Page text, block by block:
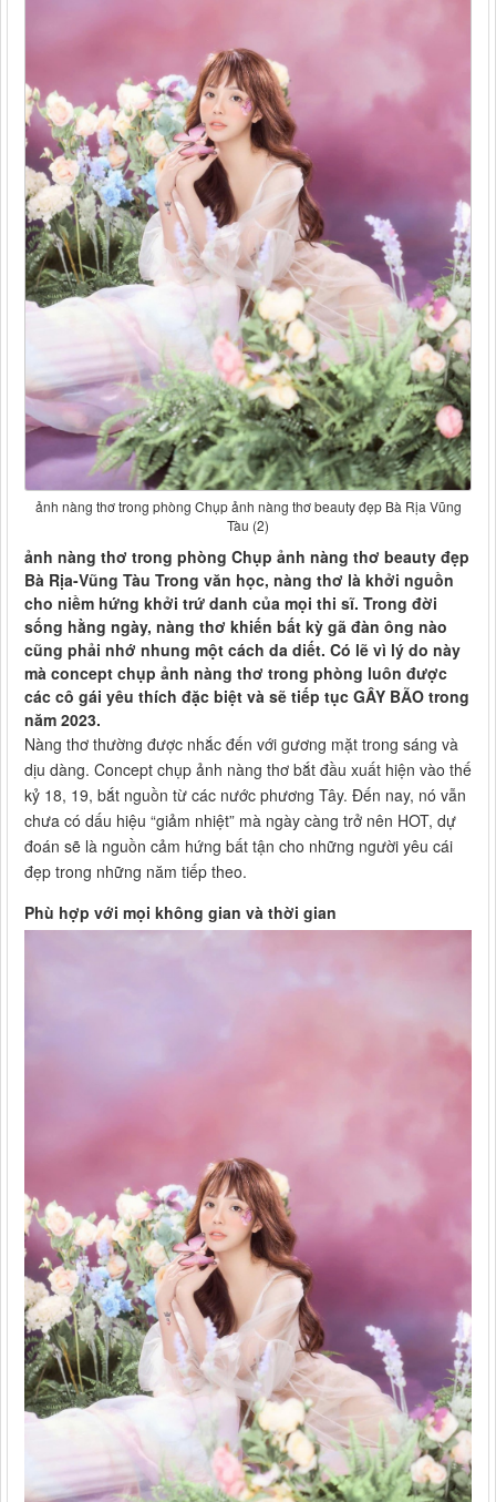
ảnh nàng thơ trong phòng Chụp ảnh nàng thơ beauty đẹp Bà Rịa Vũng
Tàu (2)
ảnh nàng thơ trong phòng Chụp ảnh nàng thơ beauty đẹp
Bà Rịa-Vũng Tàu Trong văn học, nàng thơ là khởi nguồn
cho niềm hứng khởi trứ danh của mọi thi sĩ. Trong đời
sống hằng ngày, nàng thơ khiến bất kỳ gã đàn ông nào
cũng phải nhớ nhung một cách da diết. Có lẽ vì lý do này
mà concept chụp ảnh nàng thơ trong phòng luôn được
các cô gái yêu thích đặc biệt và sẽ tiếp tục GÂY BÃO trong
năm 2023.
Nàng thơ thường được nhắc đến với gương mặt trong sáng và
dịu dàng. Concept chụp ảnh nàng thơ bắt đầu xuất hiện vào thế
kỷ 18, 19, bắt nguồn từ các nước phương Tây. Đến nay, nó vẫn
chưa có dấu hiệu “giảm nhiệt” mà ngày càng trở nên HOT, dự
đoán sẽ là nguồn cảm hứng bất tận cho những người yêu cái
đẹp trong những năm tiếp theo.
Phù hợp với mọi không gian và thời gian